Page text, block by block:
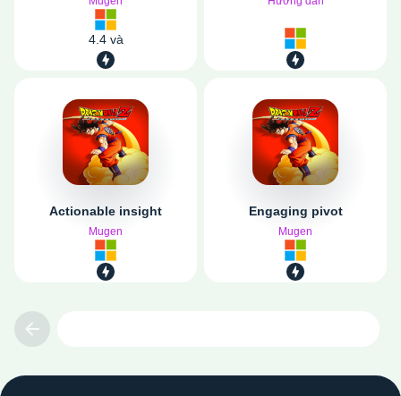
4.4 và
Actionable insight
Mugen
Engaging pivot
Mugen